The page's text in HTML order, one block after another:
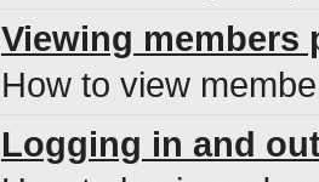
Viewing
How to view
Logging in and